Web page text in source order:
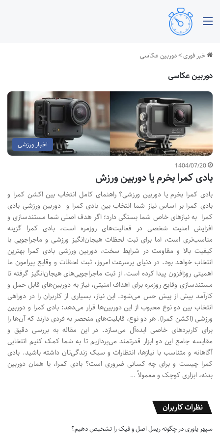
خبر فوری>دوربین عکاسی
دوربین عکاسی
اخبار ورزشی
1404/07/20
بادی کمرا بخرم یا دوربین ورزش
بادی کمرا بخرم یا دوربین ورزشی؟ راهنمای کامل انتخاب بین اکشن کمرا و
بادی کمرا بر اساس نیاز شما انتخاب بین بادی کمرا و دوربین ورزشی بادی
کمرا به نیازهای خاص شما بستگی دارد؛ اگر هدف اصلی شما مستندسازی و
افزایش امنیت شخصی در فعالیت‌های روزمره است، بادی کمرا گزینه
مناسب‌تری است، اما برای ثبت لحظات هیجان‌انگیز ورزشی و ماجراجویی با
کیفیت بالا و مقاومت در شرایط سخت، دوربین ورزشی بادی کمرا بهترین
انتخاب خواهد بود. در دنیای پرسرعت امروز، ثبت لحظات و وقایع پیرامون ما
اهمیتی روزافزون پیدا کرده است. از ثبت ماجراجویی‌های هیجان‌انگیز گرفته تا
مستندسازی وقایع روزمره برای اهداف امنیتی، نیاز به دوربین‌های قابل حمل و
کارآمد بیش از پیش حس می‌شود. این نیاز، بسیاری از کاربران را در دوراهی
انتخاب بین دو نوع محبوب از این دوربین‌ها قرار می‌دهد: بادی کمرا و دوربین
ورزشی (اکشن کمرا). هر دو نوع، قابلیت‌های منحصر به فردی دارند که آن‌ها را
برای کاربردهای خاصی ایده‌آل می‌سازد. در این مقاله به بررسی دقیق و
مقایسه جامع این دو ابزار قدرتمند می‌پردازیم تا به شما کمک کنیم انتخابی
آگاهانه و متناسب با نیازها، انتظارات و سبک زندگی‌تان داشته باشید. بادی
کمرا چیست و برای چه کسانی ضروری است؟ بادی کمرا، یا همان دوربین
بدنه، ابزاری کوچک و معمولاً …
نظرات کاربران
سپهر یاوریدر چگونه ریمل اصل و فیک را تشخیص دهیم؟